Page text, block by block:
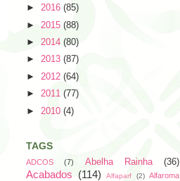
► 2016 (85)
► 2015 (88)
► 2014 (80)
► 2013 (87)
► 2012 (64)
► 2011 (77)
► 2010 (4)
TAGS
ADCOS (7) Abelha Rainha (36)
Acabados (114) Alfaparf (2) Alfaroma